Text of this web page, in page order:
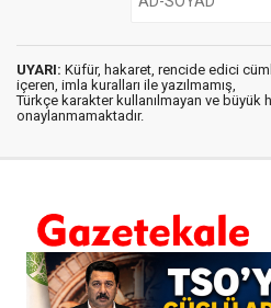
UYARI: Küfür, hakaret, rencide edici
içeren, imla kuralları ile yazılmamış,
Türkçe karakter kullanılmayan ve büyük
onaylanmamaktadır.